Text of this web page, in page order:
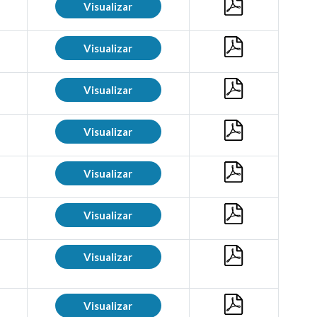
Visualizar
Visualizar
Visualizar
Visualizar
Visualizar
Visualizar
Visualizar
Visualizar